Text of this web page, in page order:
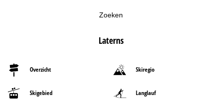
Zoeken
Laterns
Overzicht Skiregio
Skigebied Langlauf